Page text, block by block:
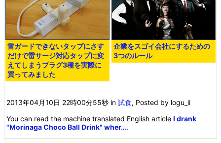
雷ガードできないタップにさす
だけで雷サージ対応タップに変
えてしまうプラグ3種を実際に
買ってみました
企業をスゴイ会社にするための
3つのルール
2013年04月10日 22時00分55秒 in試食, Posted by logu_ii
You can read the machine translated English articleI drank
"Morinaga Choco Ball Drink" wher….